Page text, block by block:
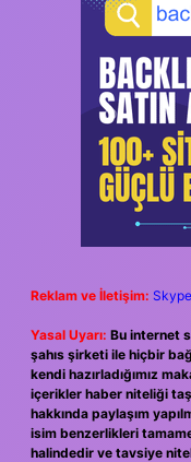
Reklam ve İletişim:
Yasal Uyarı: Bu internet
şahıs şirketi ile hiçbir
kendi hazırladığımız
içerikler haber niteliği
hakkında paylaşım
isim benzerlikleri
halindedir ve tavsiye